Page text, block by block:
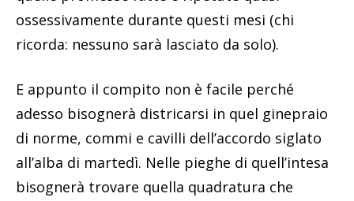
ossessivamente durante questi mesi (chi
ricorda: nessuno sarà lasciato da solo).
E appunto il compito non è facile perché
adesso bisognerà districarsi in quel ginepraio
di norme, commi e cavilli dell’accordo siglato
all’alba di martedì. Nelle pieghe di quell’intesa
bisognerà trovare quella quadratura che